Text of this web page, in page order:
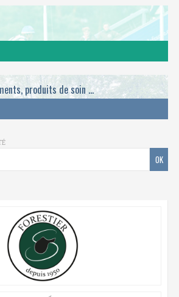
produits de soin ...